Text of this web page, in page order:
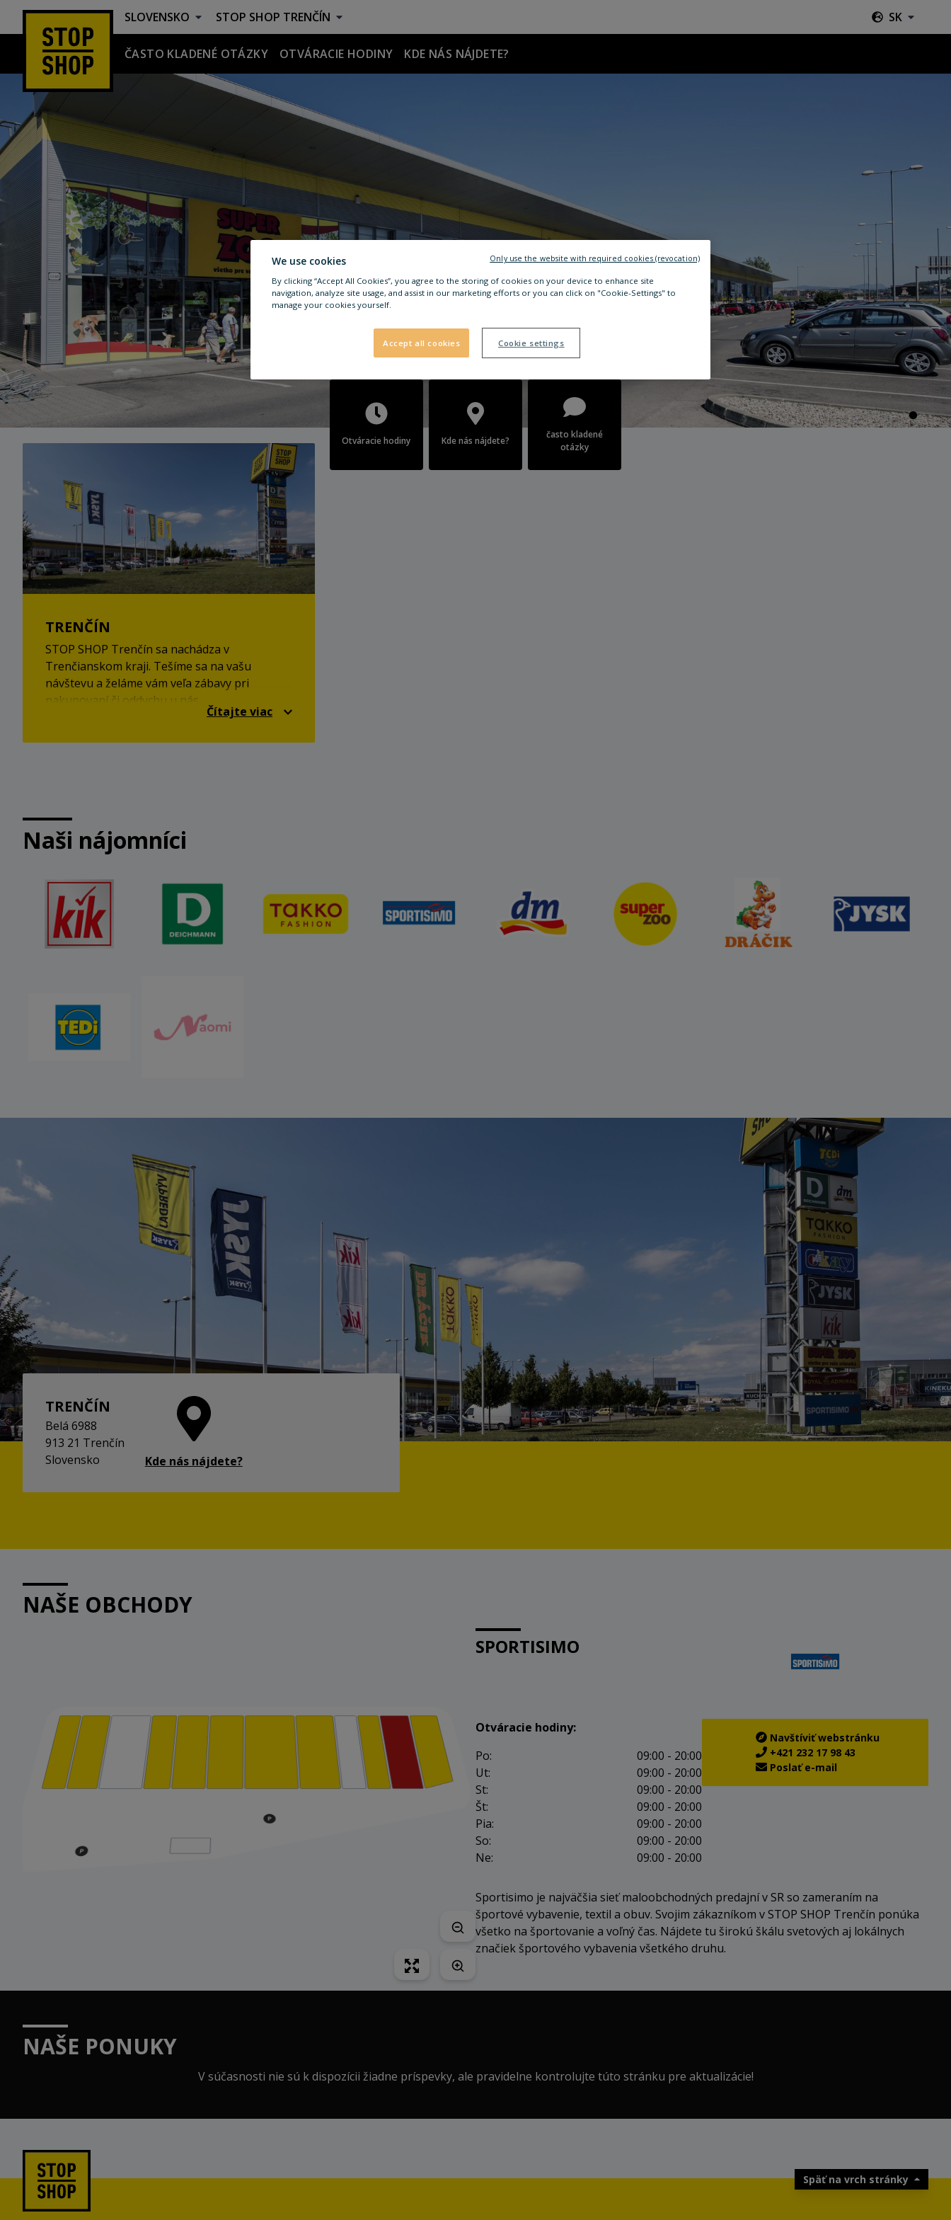
SLOVENSKO STOP SHOP TRENČÍN SK
ČASTO KLADENÉ OTÁZKY OTVÁRACIE HODINY
KDE NÁS NÁJDETE?
Otváracie hodiny Kde nás nájdete?
často kladené
otázky
TRENČÍN
STOP SHOP Trenčín sa nachádza v
Trenčianskom kraji. Tešíme sa na vašu
návštevu a želáme vám veľa zábavy pri
nakupovaní či oddychu u nás.
Čítajte viac
Naši nájomníci
TRENČÍN
Belá 6988
913 21 Trenčín
Slovensko
Kde nás nájdete?
NAŠE OBCHODY
SPORTISIMO
Otváracie hodiny:
Po:
09:00 - 20:00
Ut:
09:00 - 20:00
St:
09:00 - 20:00
Št:
09:00 - 20:00
Pia:
09:00 - 20:00
So:
09:00 - 20:00
Ne:
09:00 - 20:00
Navštíviť webstránku
+421 232 17 98 43
Poslať e-mail
Sportisimo je najväčšia sieť maloobchodných predajní v SR so zameraním na
športové vybavenie, textil a obuv. Svojim zákazníkom v STOP SHOP Trenčín ponúka
všetko na športovanie a voľný čas. Nájdete tu širokú škálu svetových aj lokálnych
značiek športového vybavenia všetkého druhu.
NAŠE PONUKY
V súčasnosti nie sú k dispozícii žiadne príspevky, ale pravidelne kontrolujte túto stránku pre aktualizácie!
Späť na vrch stránky
We use cookies
By clicking “Accept All Cookies”, you agree to the storing of cookies on your device to enhance site
navigation, analyze site usage, and assist in our marketing efforts or you can click on "Cookie-Settings" to
manage your cookies yourself.
Accept all cookies Cookie settings
Only use the website with required cookies (revocation)